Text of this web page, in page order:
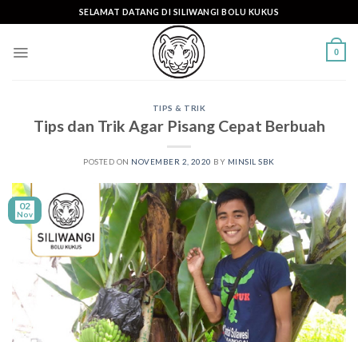
to
SELAMAT DATANG DI SILIWANGI BOLU KUKUS
0
TIPS & TRIK
Tips dan Trik Agar Pisang Cepat Berbuah
POSTED ON NOVEMBER 2, 2020 BY MINSIL SBK
02
Nov